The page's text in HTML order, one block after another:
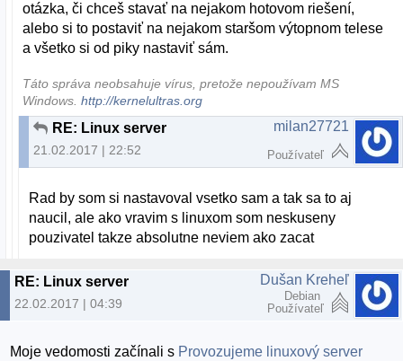
otázka, či chceš stavať na nejakom hotovom riešení,
alebo si to postaviť na nejakom staršom výtopnom telese
a všetko si od piky nastaviť sám.
Táto správa neobsahuje vírus, pretože nepoužívam MS
Windows.http://kernelultras.org
RE: Linux server
21.02.2017 | 22:52
milan27721
Používateľ
Rad by som si nastavoval vsetko sam a tak sa to aj
naucil, ale ako vravim s linuxom som neskuseny
pouzivatel takze absolutne neviem ako zacat
RE: Linux server
22.02.2017 | 04:39
Dušan Kreheľ
Debian
Používateľ
Moje vedomosti začínali s Provozujeme linuxový server